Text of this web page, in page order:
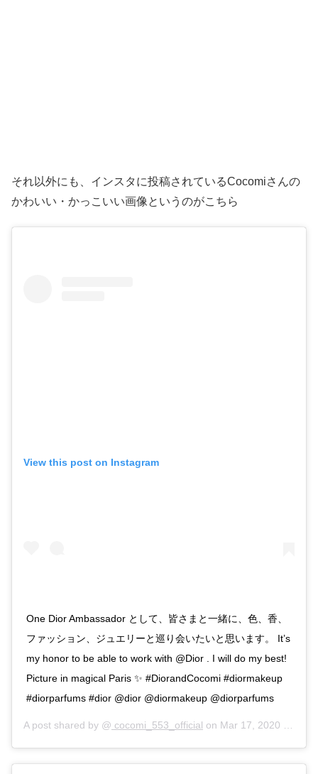
それ以外にも、インスタに投稿されているCocomiさんの
かわいい・かっこいい画像というのがこちら
View this post on Instagram
One Dior Ambassador として、皆さまと一緒に、色、香、
ファッション、ジュエリーと巡り会いたいと思います。 It’s
my honor to be able to work with @Dior . I will do my best!
Picture in magical Paris ✨ #DiorandCocomi #diormakeup
#diorparfums #dior @dior @diormakeup @diorparfums
A post shared by @ cocomi_553_official on Mar 17, 2020 at 7:27pm PDT